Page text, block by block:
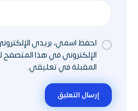
احفظ اسمي، بريدي
الإلكتروني في هذا المتصفح
المقبلة في تعليقي.
إرسال التعليق